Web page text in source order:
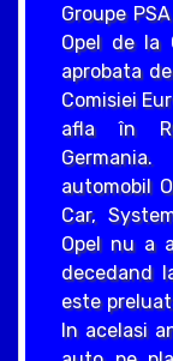
Groupe
Opel de la
aprobata
Comisiei
afla în
automobil
Car,
Opel nu a
decedand
este
In acelasi